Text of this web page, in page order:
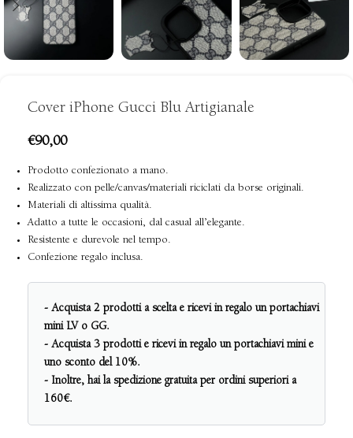
Cover iPhone Gucci Blu Artigianale
€90,00
Prodotto confezionato a mano.
Realizzato con pelle/canvas/materiali riciclati da borse originali.
Materiali di altissima qualità.
Adatto a tutte le occasioni, dal casual all’elegante.
Resistente e durevole nel tempo.
Confezione regalo inclusa.
- Acquista 2 prodotti a scelta e ricevi in regalo un portachiavi
mini LV o GG.
- Acquista 3 prodotti e ricevi in regalo un portachiavi mini e
uno sconto del 10%.
- Inoltre, hai la spedizione gratuita per ordini superiori a
160€.